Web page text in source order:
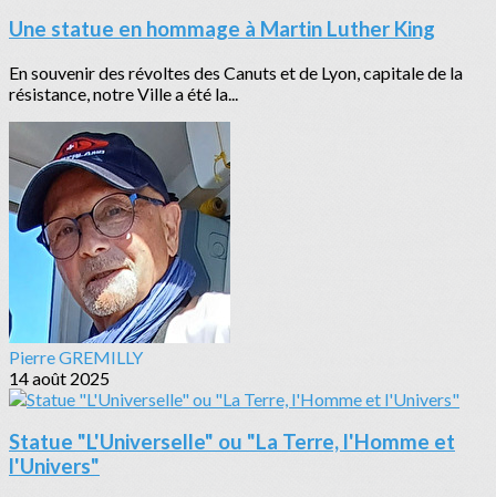
Une statue en hommage à Martin Luther King
En souvenir des révoltes des Canuts et de Lyon, capitale de la
résistance, notre Ville a été la...
Pierre GREMILLY
14 août 2025
Statue "L'Universelle" ou "La Terre, l'Homme et
l'Univers"